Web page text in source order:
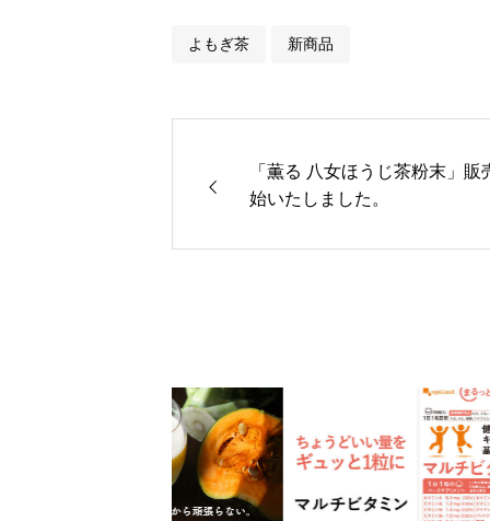
よもぎ茶 新商品
「薫る 八女ほうじ茶粉末」販
始いたしました。